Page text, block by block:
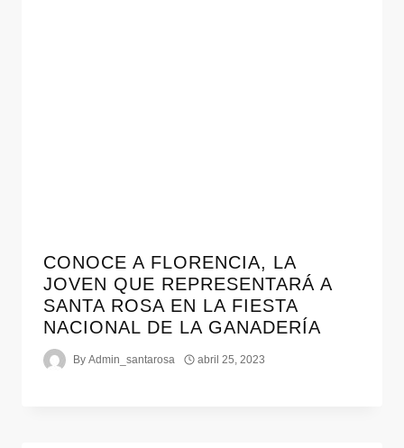
CONOCE A FLORENCIA, LA
JOVEN QUE REPRESENTARÁ A
SANTA ROSA EN LA FIESTA
NACIONAL DE LA GANADERÍA
By Admin_santarosa abril 25, 2023